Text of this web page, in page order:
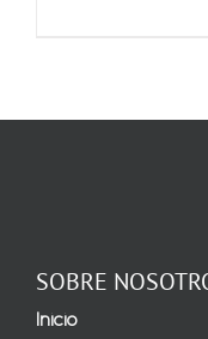
SOBRE
Inicio